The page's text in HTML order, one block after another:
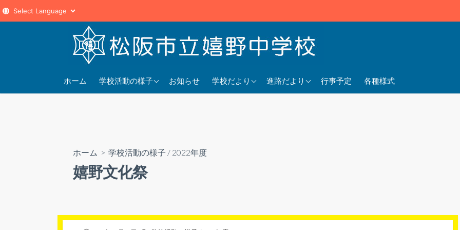
へ
ホーム 学校活動の様子
2025年度
お知らせ 学校だより
2025年度
進路だより
2025年度
行事予定 各種様式
ホーム > 学校活動の様子 / 2022年度
嬉野文化祭